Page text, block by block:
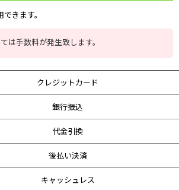
きます。
は手数料が発生致します。
クレジットカード
銀行振込
代金引換
後払い決済
キャッシュレス